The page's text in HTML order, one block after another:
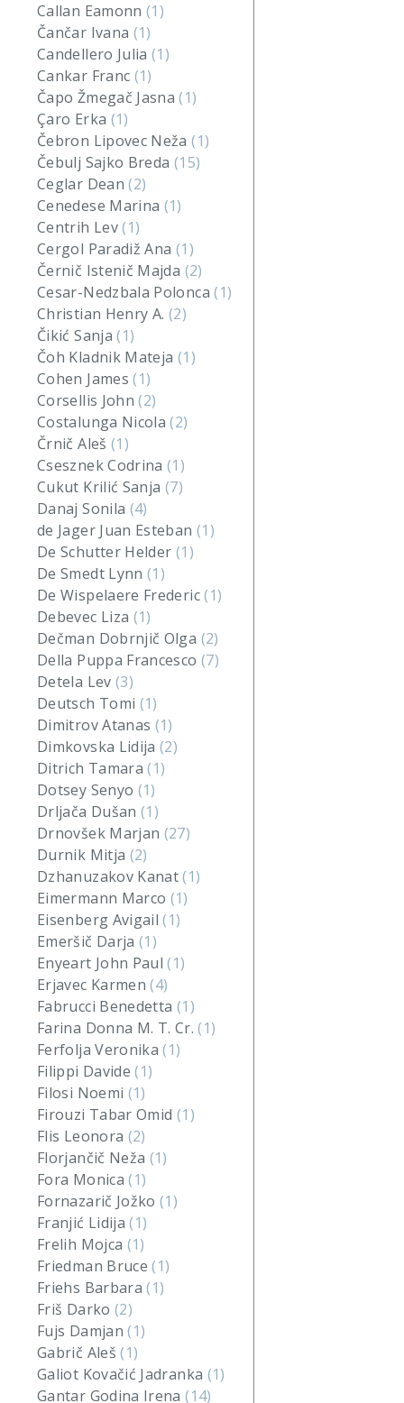
Callan Eamonn(1)
Čančar Ivana (1)
Candellero Julia(1)
Cankar Franc (1)
Čapo Žmegač Jasna(1)
Çaro Erka (1)
Čebron Lipovec Neža(1)
Čebulj Sajko Breda (15)
Ceglar Dean(2)
Cenedese Marina (1)
Centrih Lev(1)
Cergol Paradiž Ana (1)
Černič Istenič Majda (2)
Cesar-Nedzbala Polonca(1)
Christian Henry A. (2)
Čikić Sanja(1)
Čoh Kladnik Mateja (1)
Cohen James(1)
Corsellis John(2)
Costalunga Nicola(2)
Črnič Aleš (1)
Csesznek Codrina(1)
Cukut Krilić Sanja (7)
Danaj Sonila (4)
de Jager Juan Esteban (1)
De Schutter Helder (1)
De Smedt Lynn(1)
De Wispelaere Frederic(1)
Debevec Liza (1)
Dečman Dobrnjič Olga (2)
Della Puppa Francesco (7)
Detela Lev (3)
Deutsch Tomi (1)
Dimitrov Atanas (1)
Dimkovska Lidija(2)
Ditrich Tamara(1)
Dotsey Senyo (1)
Drljača Dušan(1)
Drnovšek Marjan (27)
Durnik Mitja (2)
Dzhanuzakov Kanat(1)
Eimermann Marco (1)
Eisenberg Avigail(1)
Emeršič Darja(1)
Enyeart John Paul(1)
Erjavec Karmen(4)
Fabrucci Benedetta (1)
Farina Donna M. T. Cr.(1)
Ferfolja Veronika(1)
Filippi Davide(1)
Filosi Noemi (1)
Firouzi Tabar Omid (1)
Flis Leonora (2)
Florjančič Neža (1)
Fora Monica(1)
Fornazarič Jožko(1)
Franjić Lidija(1)
Frelih Mojca (1)
Friedman Bruce(1)
Friehs Barbara(1)
Friš Darko (2)
Fujs Damjan(1)
Gabrič Aleš(1)
Galiot Kovačić Jadranka (1)
Gantar Godina Irena(14)